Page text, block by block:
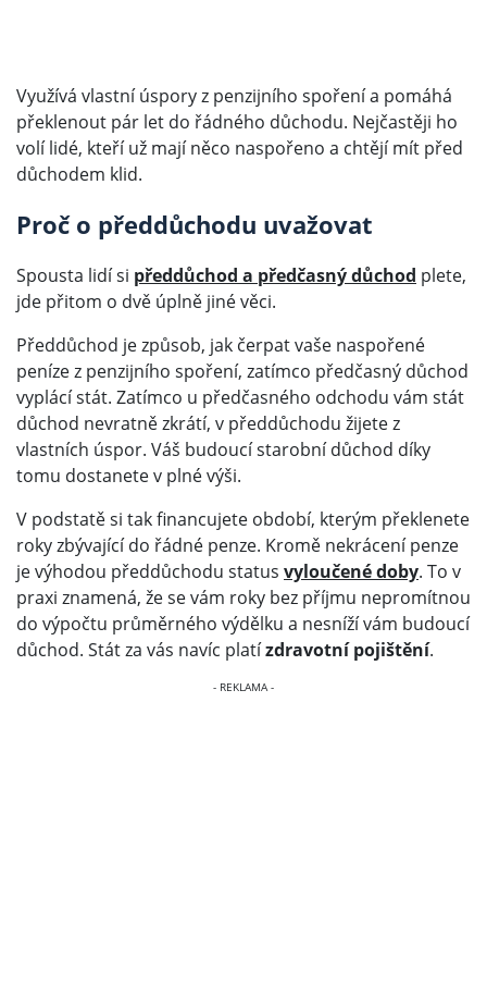
Využívá vlastní úspory z penzijního spoření a pomáhá
překlenout pár let do řádného důchodu. Nejčastěji ho
volí lidé, kteří už mají něco naspořeno a chtějí mít před
důchodem klid.
Proč o předdůchodu uvažovat
Spousta lidí si předdůchod a předčasný důchod plete,
jde přitom o dvě úplně jiné věci.
Předdůchod je způsob, jak čerpat vaše naspořené
peníze z penzijního spoření, zatímco předčasný důchod
vyplácí stát. Zatímco u předčasného odchodu vám stát
důchod nevratně zkrátí, v předdůchodu žijete z
vlastních úspor. Váš budoucí starobní důchod díky
tomu dostanete v plné výši.
V podstatě si tak financujete období, kterým překlenete
roky zbývající do řádné penze. Kromě nekrácení penze
je výhodou předdůchodu status vyloučené doby. To v
praxi znamená, že se vám roky bez příjmu nepromítnou
do výpočtu průměrného výdělku a nesníží vám budoucí
důchod. Stát za vás navíc platízdravotní pojištění.